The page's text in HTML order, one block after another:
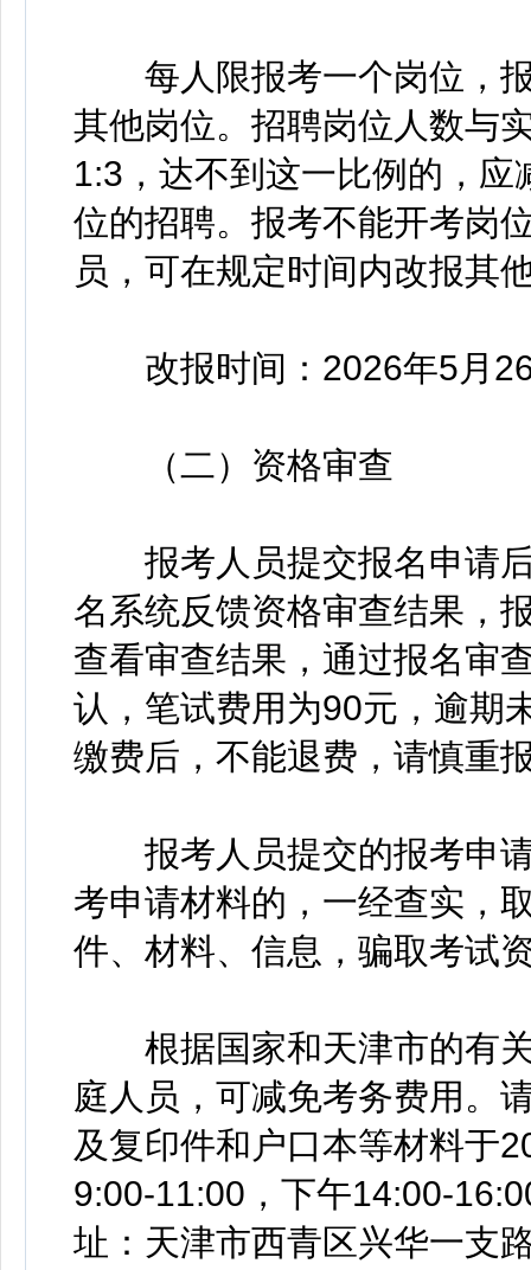
每人限报考一个岗位，报
其他岗位。招聘岗位人数与
1:3，达不到这一比例的，
位的招聘。报考不能开考岗
员，可在规定时间内改报其
改报时间：2026年5月26
（二）资格审查
报考人员提交报名申请后
名系统反馈资格审查结果，
查看审查结果，通过报名审
认，笔试费用为90元，逾期
缴费后，不能退费，请慎重
报考人员提交的报考申请
考申请材料的，一经查实，
件、材料、信息，骗取考试
根据国家和天津市的有关
庭人员，可减免考务费用。
及复印件和户口本等材料于
9:00-11:00，下午14:00-
址：天津市西青区兴华一支